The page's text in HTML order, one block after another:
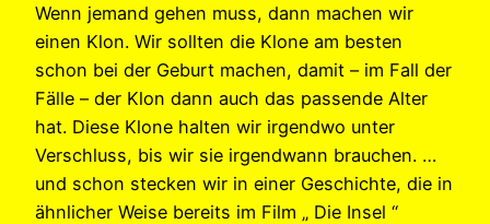
Wenn jemand gehen muss, dann machen wir
einen Klon. Wir sollten die Klone am besten
schon bei der Geburt machen, damit – im Fall der
Fälle – der Klon dann auch das passende Alter
hat. Diese Klone halten wir irgendwo unter
Verschluss, bis wir sie irgendwann brauchen. …
und schon stecken wir in einer Geschichte, die in
ähnlicher Weise bereits im Film „ Die Insel “